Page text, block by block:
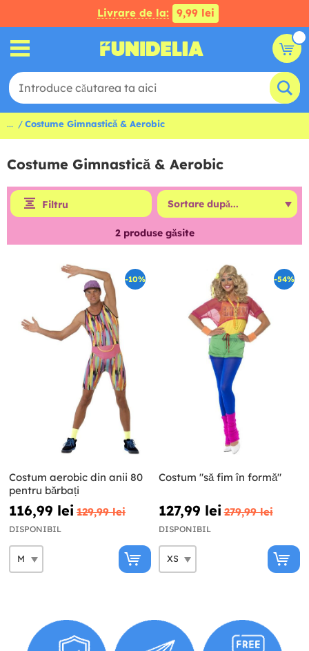
Livrare de la: 9,99 lei
... Costume Gimnastică & Aerobic
Costume Gimnastică & Aerobic
Filtru
2produse găsite
-10%
Costum aerobic din anii 80
pentru bărbați
116,99 lei 129,99 lei
DISPONIBIL
-54%
Costum "să fim în formă"
127,99 lei 279,99 lei
DISPONIBIL